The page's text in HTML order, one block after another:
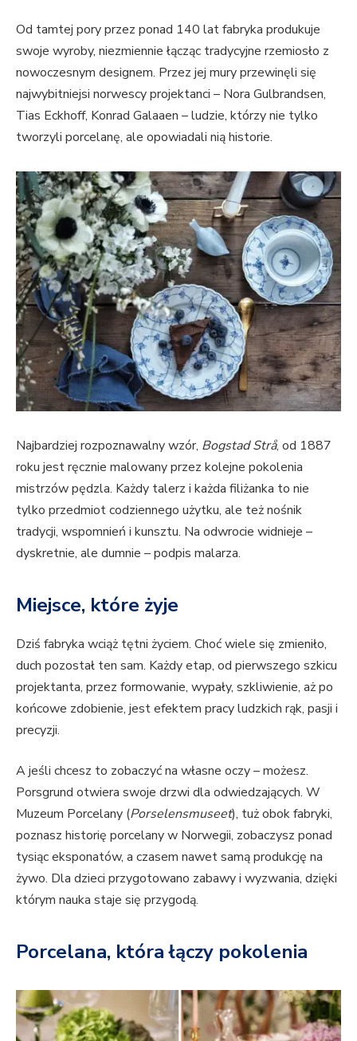
Od tamtej pory przez ponad 140 lat fabryka produkuje
swoje wyroby, niezmiennie łącząc tradycyjne rzemiosło z
nowoczesnym designem. Przez jej mury przewinęli się
najwybitniejsi norwescy projektanci – Nora Gulbrandsen,
Tias Eckhoff, Konrad Galaaen – ludzie, którzy nie tylko
tworzyli porcelanę, ale opowiadali nią historie.
Najbardziej rozpoznawalny wzór, Bogstad Strå, od 1887
roku jest ręcznie malowany przez kolejne pokolenia
mistrzów pędzla. Każdy talerz i każda filiżanka to nie
tylko przedmiot codziennego użytku, ale też nośnik
tradycji, wspomnień i kunsztu. Na odwrocie widnieje –
dyskretnie, ale dumnie – podpis malarza.
Miejsce, które żyje
Dziś fabryka wciąż tętni życiem. Choć wiele się zmieniło,
duch pozostał ten sam. Każdy etap, od pierwszego szkicu
projektanta, przez formowanie, wypały, szkliwienie, aż po
końcowe zdobienie, jest efektem pracy ludzkich rąk, pasji i
precyzji.
A jeśli chcesz to zobaczyć na własne oczy – możesz.
Porsgrund otwiera swoje drzwi dla odwiedzających. W
Muzeum Porcelany (Porselensmuseet), tuż obok fabryki,
poznasz historię porcelany w Norwegii, zobaczysz ponad
tysiąc eksponatów, a czasem nawet samą produkcję na
żywo. Dla dzieci przygotowano zabawy i wyzwania, dzięki
którym nauka staje się przygodą.
Porcelana, która łączy pokolenia